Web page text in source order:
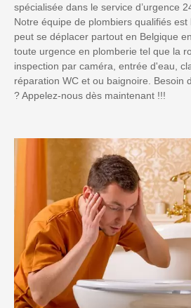
spécialisée dans le service d’urgence
Notre équipe de plombiers qualifiés
peut se déplacer partout en Belgique
toute urgence en plomberie tel que la
inspection par caméra, entrée d'eau,
réparation WC et ou baignoire. Besoin
? Appelez-nous dès maintenant !!!